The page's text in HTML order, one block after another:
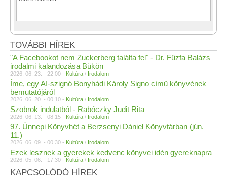
TOVÁBBI HÍREK
"A Facebookot nem Zuckerberg találta fel" - Dr. Fűzfa Balázs
irodalmi kalandozása Bükön
2026. 06. 23. - 22:00 - Kultúra / Irodalom
Íme, egy AI-szignó Bonyhádi Károly Signo című könyvének
bemutatójáról
2026. 06. 20. - 00:10 - Kultúra / Irodalom
Szobrok indulatból - Rabóczky Judit Rita
2026. 06. 13. - 08:15 - Kultúra / Irodalom
97. Ünnepi Könyvhét a Berzsenyi Dániel Könyvtárban (jún.
11.)
2026. 06. 09. - 00:30 - Kultúra / Irodalom
Ezek lesznek a gyerekek kedvenc könyvei idén gyereknapra
2026. 05. 06. - 17:30 - Kultúra / Irodalom
KAPCSOLÓDÓ HÍREK